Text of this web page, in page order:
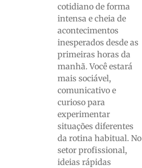
cotidiano de forma
intensa e cheia de
acontecimentos
inesperados desde as
primeiras horas da
manhã. Você estará
mais sociável,
comunicativo e
curioso para
experimentar
situações diferentes
da rotina habitual. No
setor profissional,
ideias rápidas